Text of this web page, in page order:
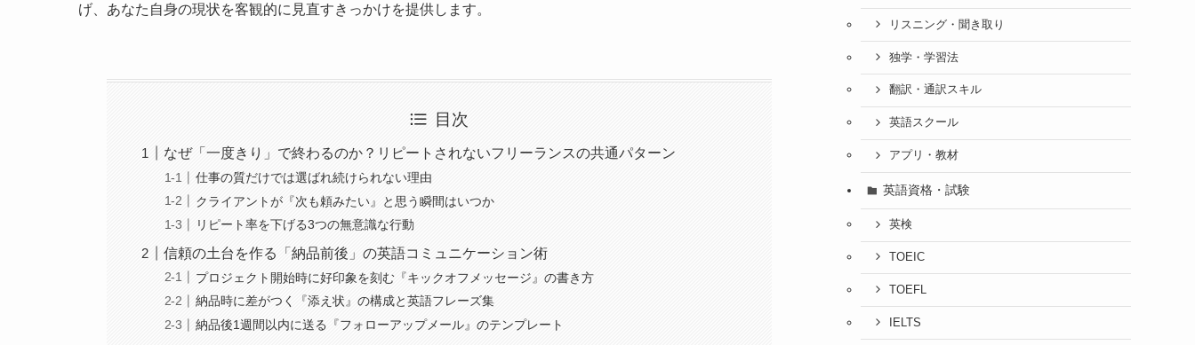
げ、あなた自身の現状を客観的に見直すきっかけを提供します。
目次
なぜ「一度きり」で終わるのか？リピートされないフリーランスの共通パターン
仕事の質だけでは選ばれ続けられない理由
クライアントが『次も頼みたい』と思う瞬間はいつか
リピート率を下げる3つの無意識な行動
信頼の土台を作る「納品前後」の英語コミュニケーション術
プロジェクト開始時に好印象を刻む『キックオフメッセージ』の書き方
納品時に差がつく『添え状』の構成と英語フレーズ集
納品後1週間以内に送る『フォローアップメール』のテンプレート
リスニング・聞き取り
独学・学習法
翻訳・通訳スキル
英語スクール
アプリ・教材
英語資格・試験
英検
TOEIC
TOEFL
IELTS